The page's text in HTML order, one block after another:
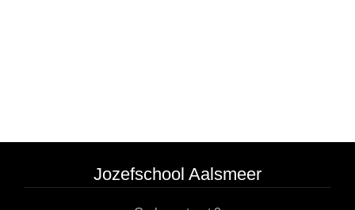
Jozefschool Aalsmeer